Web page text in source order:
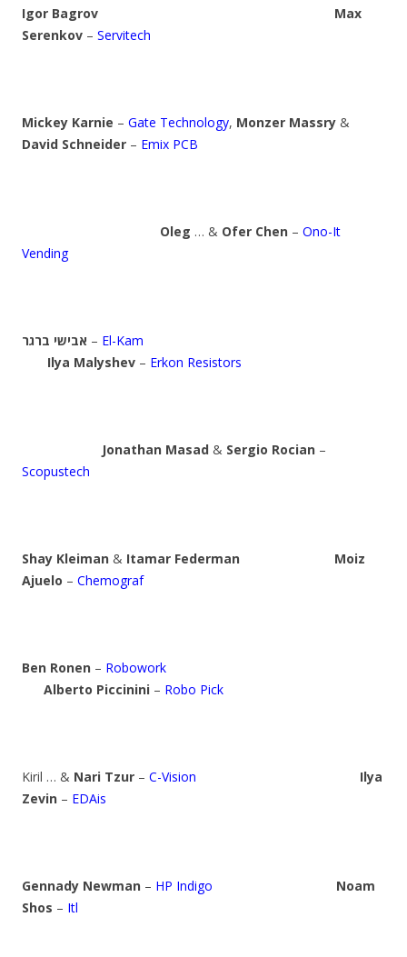
Igor Bagrov
Max
Serenkov – Servitech
Mickey Karnie – Gate Technology, Monzer Massry &
David Schneider – Emix PCB
Oleg … & Ofer Chen – Ono-It
Vending
אבישי ברגר – El-Kam
Ilya Malyshev – Erkon Resistors
Jonathan Masad & Sergio Rocian –
Scopustech
Shay Kleiman & Itamar Federman
Moiz
Ajuelo – Chemograf
Ben Ronen – Robowork
Alberto Piccinini – Robo Pick
Kiril … & Nari Tzur – C-Vision
Ilya
Zevin – EDAis
Gennady Newman – HP Indigo
Noam
Shos – Itl